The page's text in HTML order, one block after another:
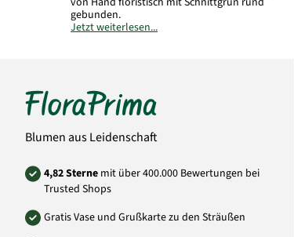
gebunden.
individuell andere Einkaufsquellen durch
seine Großhändler nutzt und somit die
Mengen und Größen der Blüten abweichen
immer dem Wert entsprechende Blumen in
verwendet wird.
Art.-Nr.: SE21
Jetzt weiterlesen...
Blumen aus Leidenschaft
4,82 Sterne mit über 400.000 Bewertungen bei
Trusted Shops
Gratis Vase und Grußkarte zu den Sträußen